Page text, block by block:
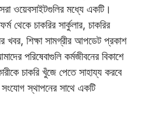
ওয়েবসাইটগুলির মধ্যে একটি।
থেকে চাকরির সার্কুলার, চাকরির
খবর, শিক্ষা সামগ্রীর আপডেট প্রকাশ
পরিষেবাগুলি কর্মজীবনের বিকাশে
চাকরি খুঁজে পেতে সাহায্য করবে
সংযোগ স্থাপনের সাথে একটি